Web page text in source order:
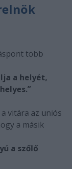
több
a helyét,
vitára az uniós
a másik
a szőlő